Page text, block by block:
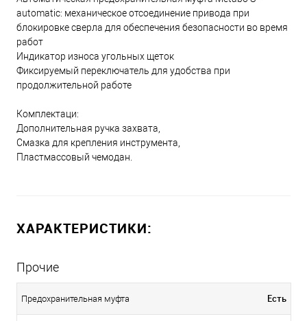
automatic: механическое отсоединение привода при
блокировке сверла для обеспечения безопасности во время
работ
Индикатор износа угольных щеток
Фиксируемый переключатель для удобства при
продолжительной работе
Комплектаци:
Дополнительная ручка захвата,
Смазка для крепления инструмента,
Пластмассовый чемодан.
ХАРАКТЕРИСТИКИ:
Прочие
Предохранительная муфта Есть